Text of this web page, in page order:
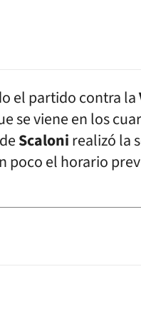
el partido contra la
se viene en los
Scalonirealizó la
poco el horario